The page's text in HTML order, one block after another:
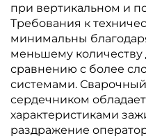
при вертикальном и
Требования к
минимальны
меньшему
сравнению с более
системами.
сердечником
характеристиками
раздражение